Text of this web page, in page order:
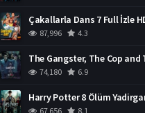
Çakallarla Dans 7 Full İzle
87,996 4.3
74,180 6.9
67,656 8.1